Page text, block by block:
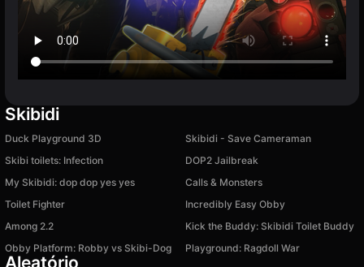
Skibidi
Duck Playground 3D
Skibidi - Save Cameraman
Skibi toilets: Infection
DOP2 Jailbreak
My Skibidi: dop dop yes yes
Calls & Monsters
Toilet Fighter
Incredibly Easy Obby
Among 2.2
Kick the Buddy: Skibidi Toilet Buddy
Obby Platform: Robby vs Skibi-Dog
Playground: Ragdoll War
Aleatório